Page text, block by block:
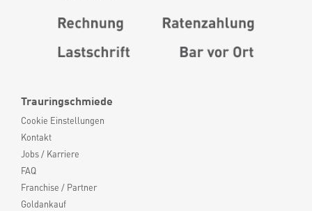
Trauringschmiede
Cookie Einstellungen
Kontakt
Jobs / Karriere
FAQ
Franchise / Partner
Goldankauf